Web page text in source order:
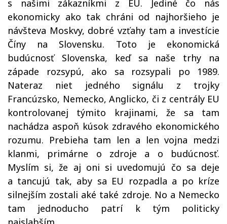
s našimi zákazníkmi z EU. Jediné čo nás
ekonomicky ako tak chráni od najhoršieho je
návšteva Moskvy, dobré vzťahy tam a investície
Číny na Slovensku. Toto je ekonomická
budúcnosť Slovenska, keď sa naše trhy na
západe rozsypú, ako sa rozsypali po 1989.
Nateraz niet jedného signálu z trojky
Francúzsko, Nemecko, Anglicko, či z centrály EU
kontrolovanej týmito krajinami, že sa tam
nachádza aspoň kúsok zdravého ekonomického
rozumu. Prebieha tam len a len vojna medzi
klanmi, primárne o zdroje a o budúcnosť.
Myslím si, že aj oni si uvedomujú čo sa deje
a tancujú tak, aby sa EU rozpadla a po kríze
silnejším zostali aké také zdroje. No a Nemecko
tam jednoducho patrí k tým politicky